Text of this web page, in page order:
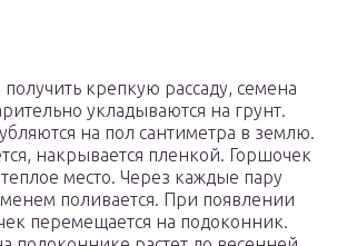
получить крепкую рассаду, семена
укладываются на грунт.
на пол сантиметра в землю.
накрывается пленкой. Горшочек
место. Через каждые пару
поливается. При появлении
перемещается на подоконник.